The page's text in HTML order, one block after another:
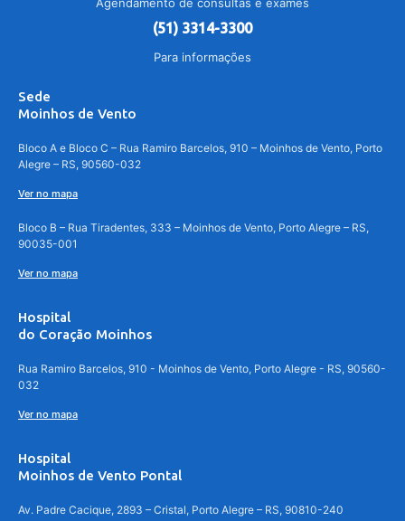
(51) 3314-3300
Para informações
Sede
Moinhos de Vento
Bloco A e Bloco C – Rua Ramiro Barcelos, 910 – Moinhos de Vento, Porto
Alegre – RS, 90560-032
Ver no mapa
Bloco B – Rua Tiradentes, 333 – Moinhos de Vento, Porto Alegre – RS,
90035-001
Ver no mapa
Hospital
do Coração Moinhos
Rua Ramiro Barcelos, 910 - Moinhos de Vento, Porto Alegre - RS, 90560-
032
Ver no mapa
Hospital
Moinhos de Vento Pontal
Av. Padre Cacique, 2893 – Cristal, Porto Alegre – RS, 90810-240